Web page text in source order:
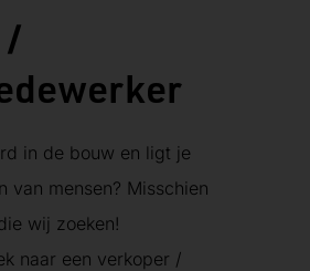
/
in de bouw en ligt je
van mensen? Misschien
wij zoeken!
naar een verkoper /